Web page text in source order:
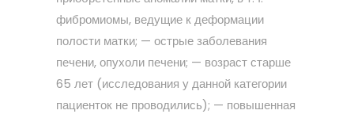
фибромиомы, ведущие к деформации
полости матки; — острые заболевания
печени, опухоли печени; — возраст старше
65 лет (исследования у данной категории
пациенток не проводились); — повышенная